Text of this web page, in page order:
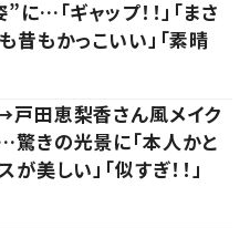
…「ギャップ！！」「まさ
昔もかっこいい」「素晴
戸田恵梨香さん風メイク
きの光景に「本人かと
が美しい」「似すぎ！！」